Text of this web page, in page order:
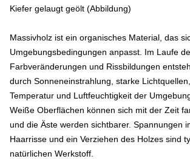
Kiefer gelaugt geölt (Abbildung)
Massivholz ist ein organisches Material, das
Umgebungsbedingungen anpasst. Im Laufe
Farbveränderungen und Rissbildungen
durch Sonneneinstrahlung, starke
Temperatur und Luftfeuchtigkeit der
Weiße Oberflächen können sich mit der Zeit
und die Äste werden sichtbarer. Spannungen
Haarrisse und ein Verziehen des Holzes sind
natürlichen Werkstoff.